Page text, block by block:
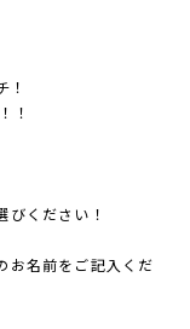
！
！
ください！
お名前をご記入くだ